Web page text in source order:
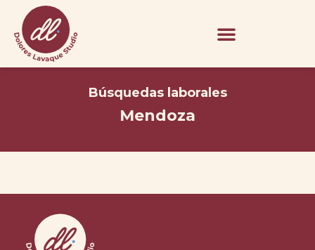
Búsquedas laborales
Mendoza